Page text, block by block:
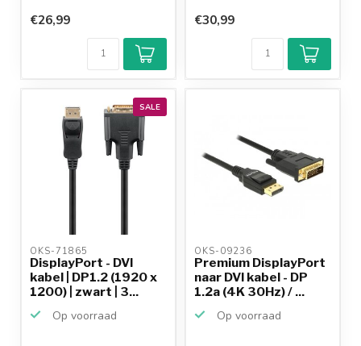
€26,99 €30,99
SALE
OKS-71865
DisplayPort - DVI
kabel | DP1.2 (1920 x
1200) | zwart | 3...
Op voorraad
OKS-09236
Premium DisplayPort
naar DVI kabel - DP
1.2a (4K 30Hz) / ...
Op voorraad